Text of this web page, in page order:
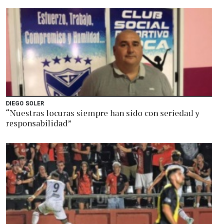
DIEGO SOLER
“Nuestras locuras siempre han sido con seriedad y
responsabilidad”